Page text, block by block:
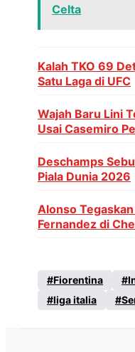
Celta
Kalah TKO 69
Satu Laga di UFC
Wajah Baru Lini
Usai Casemiro
Deschamps
Piala Dunia 2026
Alonso
Fernandez di
Fiorentina
liga italia